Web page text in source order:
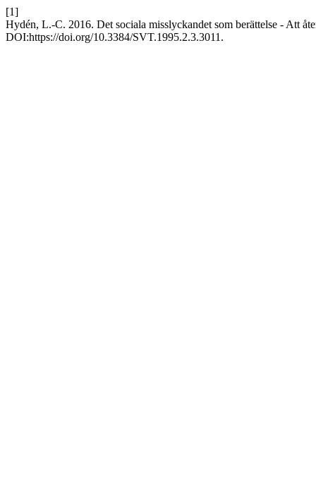
[1]
Hydén, L.-C. 2016. Det sociala misslyckandet som berättelse - Att
DOI:https://doi.org/10.3384/SVT.1995.2.3.3011.